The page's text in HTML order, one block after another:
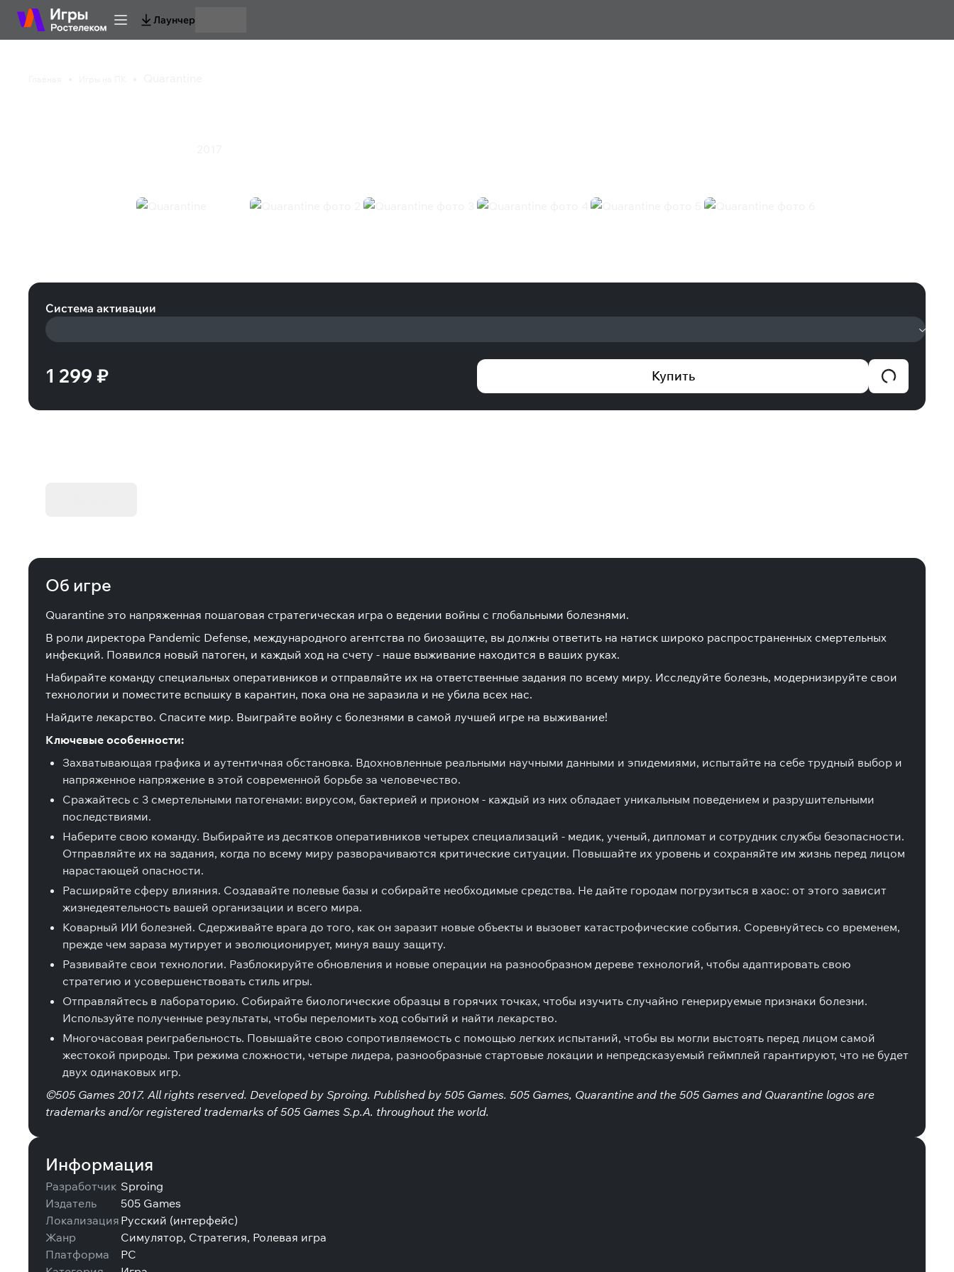
Лаунчер
Система активации
1 299 ₽ Купить
Об игре
Quarantine это напряженная пошаговая стратегическая игра о ведении войны с глобальными болезнями.
В роли директора Pandemic Defense, международного агентства по биозащите, вы должны ответить на натиск широко распространенных смертельных
инфекций. Появился новый патоген, и каждый ход на счету - наше выживание находится в ваших руках.
Набирайте команду специальных оперативников и отправляйте их на ответственные задания по всему миру. Исследуйте болезнь, модернизируйте свои
технологии и поместите вспышку в карантин, пока она не заразила и не убила всех нас.
Найдите лекарство. Спасите мир. Выиграйте войну с болезнями в самой лучшей игре на выживание!
Ключевые особенности:
Захватывающая графика и аутентичная обстановка. Вдохновленные реальными научными данными и эпидемиями, испытайте на себе трудный выбор и
напряженное напряжение в этой современной борьбе за человечество.
Сражайтесь с 3 смертельными патогенами: вирусом, бактерией и прионом - каждый из них обладает уникальным поведением и разрушительными
последствиями.
Наберите свою команду. Выбирайте из десятков оперативников четырех специализаций - медик, ученый, дипломат и сотрудник службы безопасности.
Отправляйте их на задания, когда по всему миру разворачиваются критические ситуации. Повышайте их уровень и сохраняйте им жизнь перед лицом
нарастающей опасности.
Расширяйте сферу влияния. Создавайте полевые базы и собирайте необходимые средства. Не дайте городам погрузиться в хаос: от этого зависит
жизнедеятельность вашей организации и всего мира.
Коварный ИИ болезней. Сдерживайте врага до того, как он заразит новые объекты и вызовет катастрофические события. Соревнуйтесь со временем,
прежде чем зараза мутирует и эволюционирует, минуя вашу защиту.
Развивайте свои технологии. Разблокируйте обновления и новые операции на разнообразном дереве технологий, чтобы адаптировать свою
стратегию и усовершенствовать стиль игры.
Отправляйтесь в лабораторию. Собирайте биологические образцы в горячих точках, чтобы изучить случайно генерируемые признаки болезни.
Используйте полученные результаты, чтобы переломить ход событий и найти лекарство.
Многочасовая реиграбельность. Повышайте свою сопротивляемость с помощью легких испытаний, чтобы вы могли выстоять перед лицом самой
жестокой природы. Три режима сложности, четыре лидера, разнообразные стартовые локации и непредсказуемый геймплей гарантируют, что не будет
двух одинаковых игр.
©505 Games 2017. All rights reserved. Developed by Sproing. Published by 505 Games. 505 Games, Quarantine and the 505 Games and Quarantine logos are
trademarks and/or registered trademarks of 505 Games S.p.A. throughout the world.
Информация
Разработчик Sproing
Издатель
505 Games
Локализация Русский (интерфейс)
Жанр
Симулятор, Стратегия, Ролевая игра
Платформа
PC